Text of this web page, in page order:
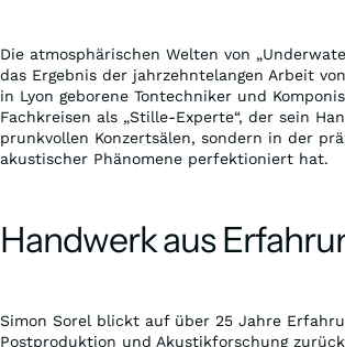
Die atmosphärischen Welten von
das Ergebnis der jahrzehntelangen Arbeit von
in Lyon geborene Tontechniker und
Fachkreisen als „Stille-Experte“, der sein
prunkvollen Konzertsälen, sondern in der
akustischer Phänomene perfektioniert hat.
Handwerk aus
Simon Sorel blickt auf über 25 Jahre
Postproduktion und Akustikforschung